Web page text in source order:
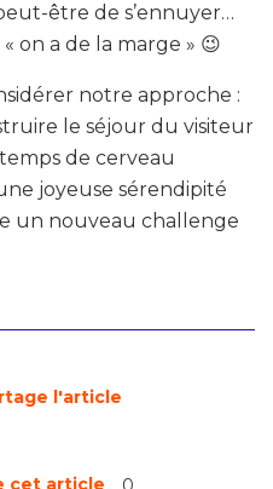
être de s’ennuyer…
on a de la marge » 😉
notre approche :
le séjour du visiteur
de cerveau
joyeuse sérendipité
un nouveau challenge
l'article
cet article